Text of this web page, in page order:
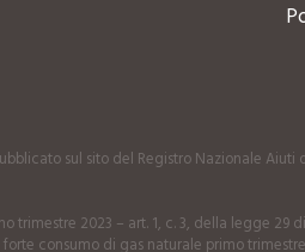
sul sito del Registro Nazionale Aiuti
2023 – art. 1, c. 3, della legge 29
consumo di gas naturale primo